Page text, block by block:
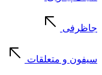
جاظرفی
سیفون و متعلقات